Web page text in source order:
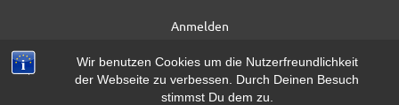
Wir benutzen Cookies um die Nutzerfreundlichkeit
der Webseite zu verbessen. Durch Deinen Besuch
stimmst Du dem zu.
Anmelden
Registrieren
Beitrag*